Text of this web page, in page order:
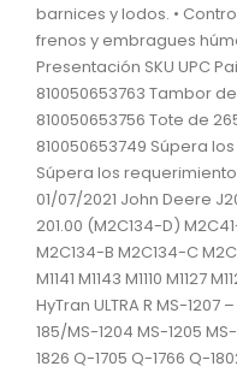
barnices y lodos. •
frenos y embragues
Presentación SKU UPC
810050653763 Tambor
810050653756 Tote de
810050653749 Súpera
Súpera los
01/07/2021 John Deere
201.00 (M2C134-D)
M2C134-B M2C134-C
M1141 M1143 M1110
HyTran ULTRA R MS-1207
185/MS-1204 MS-1205
1826 Q-1705 Q-1766 Q-